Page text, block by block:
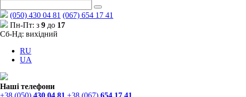
(050) 430 04 81 (067) 654 17 41
Пн-Пт: з 9 до 17
Сб-Нд: вихідний
RU
UA
Наші телефони
+38 (050) 430 04 81 +38 (067) 654 17 41